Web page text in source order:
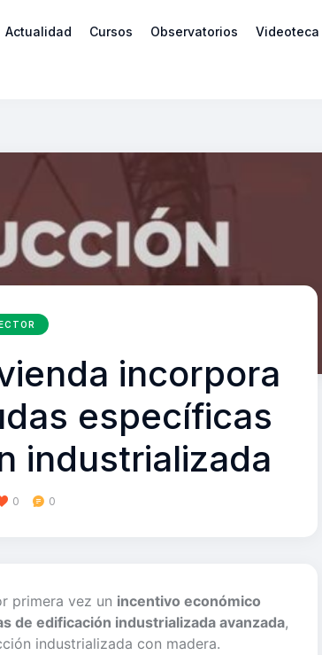
Actualidad Cursos Observatorios Videoteca
incorpora
específicas
industrializada
0 0
primera vez un incentivo económico
de edificación industrializada avanzada,
industrializada con madera.